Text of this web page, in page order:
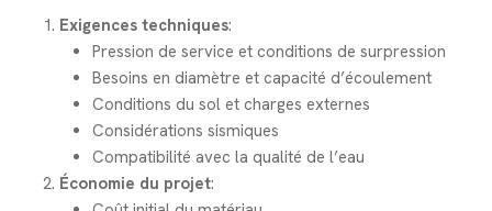
Exigences techniques:
Pression de service et conditions de surpression
Besoins en diamètre et capacité d’écoulement
Conditions du sol et charges externes
Considérations sismiques
Compatibilité avec la qualité de l’eau
Économie du projet: